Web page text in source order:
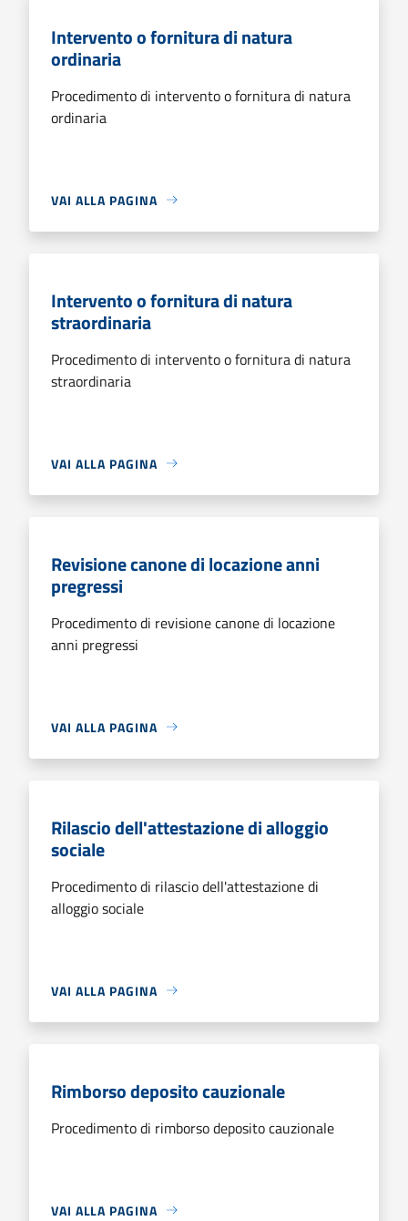
Intervento o fornitura di natura
ordinaria
Procedimento di intervento o fornitura di natura
ordinaria
VAI ALLA PAGINA
Intervento o fornitura di natura
straordinaria
Procedimento di intervento o fornitura di natura
straordinaria
VAI ALLA PAGINA
Revisione canone di locazione anni
pregressi
Procedimento di revisione canone di locazione
anni pregressi
VAI ALLA PAGINA
Rilascio dell'attestazione di alloggio
sociale
Procedimento di rilascio dell'attestazione di
alloggio sociale
VAI ALLA PAGINA
Rimborso deposito cauzionale
Procedimento di rimborso deposito cauzionale
VAI ALLA PAGINA